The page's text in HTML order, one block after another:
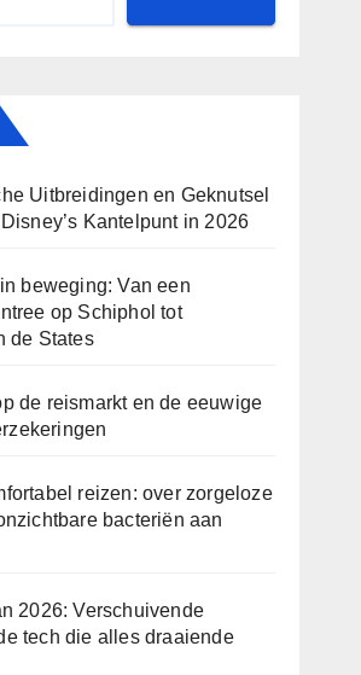
Uitbreidingen en Geknutsel
Kantelpunt in 2026
beweging: Van een
op Schiphol tot
de States
de reismarkt en de eeuwige
reizen: over zorgeloze
bacteriën aan
2026: Verschuivende
tech die alles draaiende